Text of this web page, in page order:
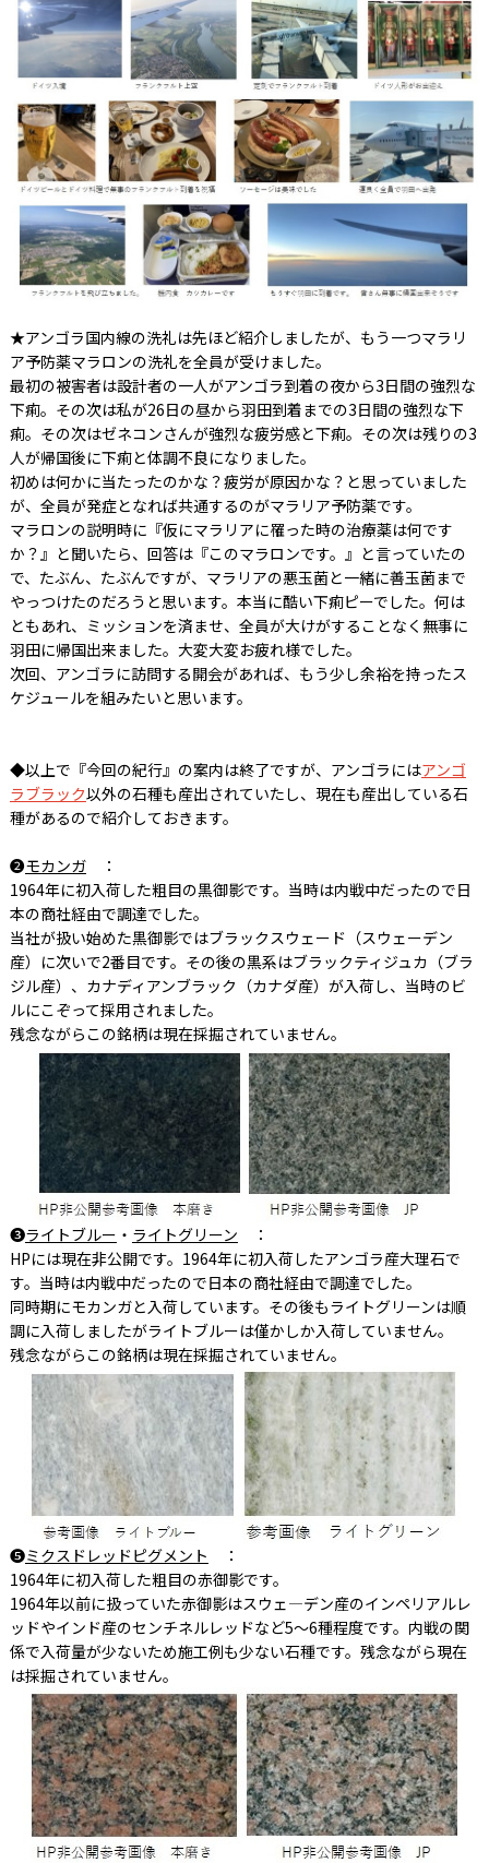
★アンゴラ国内線の洗礼は先ほど紹介しましたが、もう一つマラリ
ア予防薬マラロンの洗礼を全員が受けました。
最初の被害者は設計者の一人がアンゴラ到着の夜から3日間の強烈な
下痢。その次は私が26日の昼から羽田到着までの3日間の強烈な下
痢。その次はゼネコンさんが強烈な疲労感と下痢。その次は残りの3
人が帰国後に下痢と体調不良になりました。
初めは何かに当たったのかな？疲労が原因かな？と思っていました
が、全員が発症となれば共通するのがマラリア予防薬です。
マラロンの説明時に『仮にマラリアに罹った時の治療薬は何です
か？』と聞いたら、回答は『このマラロンです。』と言っていたの
で、たぶん、たぶんですが、マラリアの悪玉菌と一緒に善玉菌まで
やっつけたのだろうと思います。本当に酷い下痢ピーでした。何は
ともあれ、ミッションを済ませ、全員が大けがすることなく無事に
羽田に帰国出来ました。大変大変お疲れ様でした。
次回、アンゴラに訪問する開会があれば、もう少し余裕を持ったス
ケジュールを組みたいと思います。
◆以上で『今回の紀行』の案内は終了ですが、アンゴラにはアンゴ
ラブラック以外の石種も産出されていたし、現在も産出している石
種があるので紹介しておきます。
❷モカンガ：
1964年に初入荷した粗目の黒御影です。当時は内戦中だったので日
本の商社経由で調達でした。
当社が扱い始めた黒御影ではブラックスウェード（スウェーデン
産）に次いで2番目です。その後の黒系はブラックティジュカ（ブラ
ジル産）、カナディアンブラック（カナダ産）が入荷し、当時のビ
ルにこぞって採用されました。
残念ながらこの銘柄は現在採掘されていません。
❸ライトブルー ・ ライトグリーン ：
HPには現在非公開です。1964年に初入荷したアンゴラ産大理石で
す。当時は内戦中だったので日本の商社経由で調達でした。
同時期にモカンガと入荷しています。その後もライトグリーンは順
調に入荷しましたがライトブルーは僅かしか入荷していません。
残念ながらこの銘柄は現在採掘されていません。
❺ミクスドレッドピグメント ：
1964年に初入荷した粗目の赤御影です。
1964年以前に扱っていた赤御影はスウェ―デン産のインペリアルレ
ッドやインド産のセンチネルレッドなど5～6種程度です。内戦の関
係で入荷量が少ないため施工例も少ない石種です。残念ながら現在
は採掘されていません。